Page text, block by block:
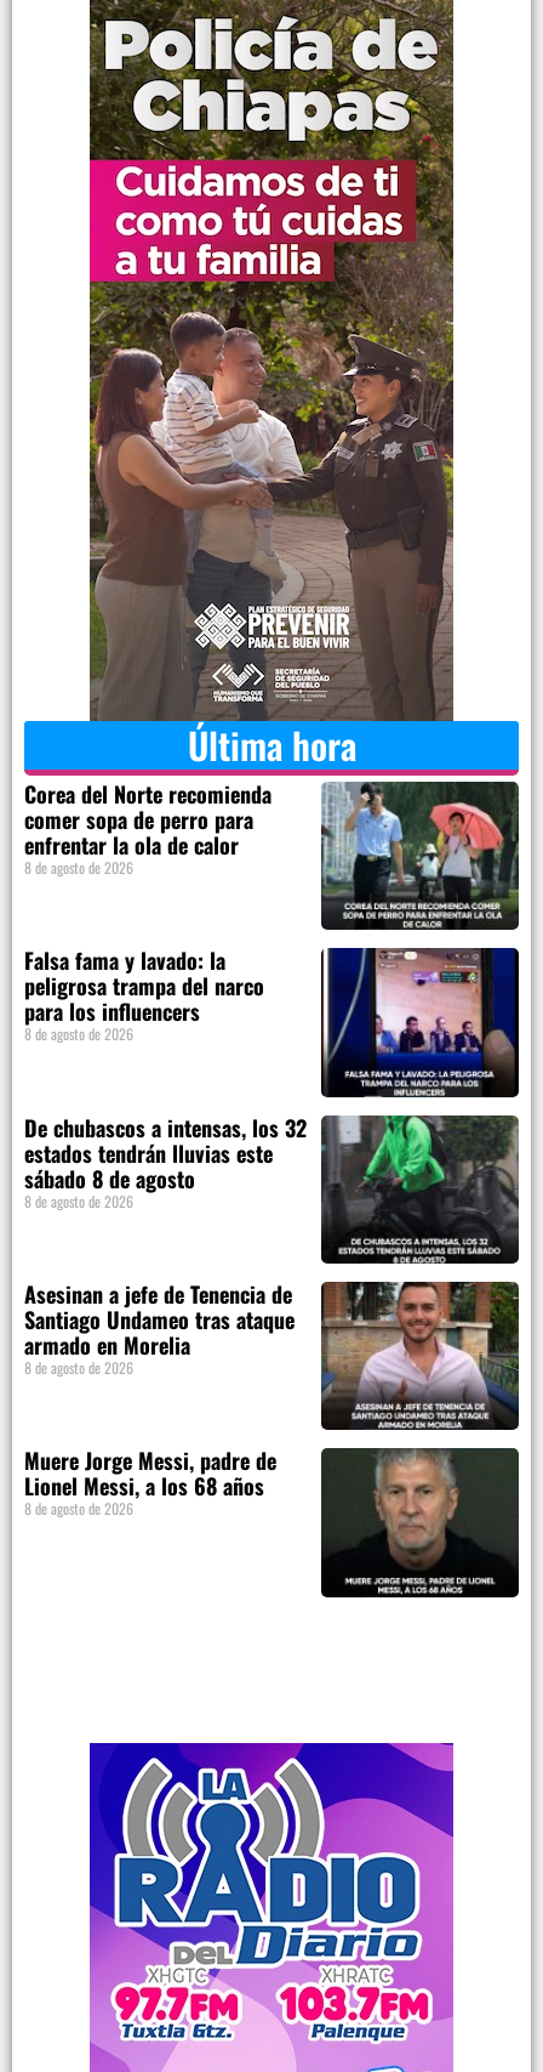
Última hora
Corea del Norte recomienda
comer sopa de perro para
enfrentar la ola de calor
8 de agosto de 2026
Falsa fama y lavado: la
peligrosa trampa del narco
para los influencers
8 de agosto de 2026
De chubascos a intensas, los 32
estados tendrán lluvias este
sábado 8 de agosto
8 de agosto de 2026
Asesinan a jefe de Tenencia de
Santiago Undameo tras ataque
armado en Morelia
8 de agosto de 2026
Muere Jorge Messi, padre de
Lionel Messi, a los 68 años
8 de agosto de 2026